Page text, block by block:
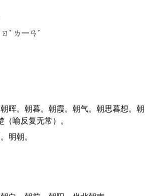
ㄖˋ ㄌ一ㄢˊ
喻反复无常）。
。明朝。